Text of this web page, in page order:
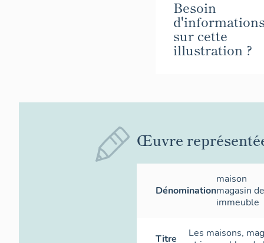
Besoin
sur cette
illustration ?
Œuvre
Dénomination
maison
magasin
immeuble
Titre
Les maisons,